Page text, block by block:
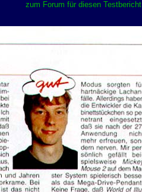
zum Forum für diesen Testbericht